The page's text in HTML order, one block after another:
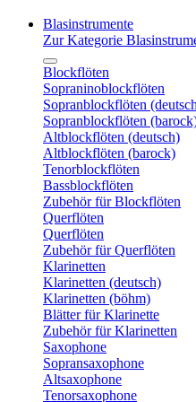
Blasinstrumente
Zur Kategorie
Blockflöten
Sopraninoblockflöten
Sopranblockflöten
Sopranblockflöten
Altblockflöten (deutsch)
Altblockflöten (barock)
Tenorblockflöten
Bassblockflöten
Zubehör für Blockflöten
Querflöten
Querflöten
Zubehör für Querflöten
Klarinetten
Klarinetten (deutsch)
Klarinetten (böhm)
Blätter für Klarinette
Zubehör für Klarinetten
Saxophone
Sopransaxophone
Altsaxophone
Tenorsaxophone